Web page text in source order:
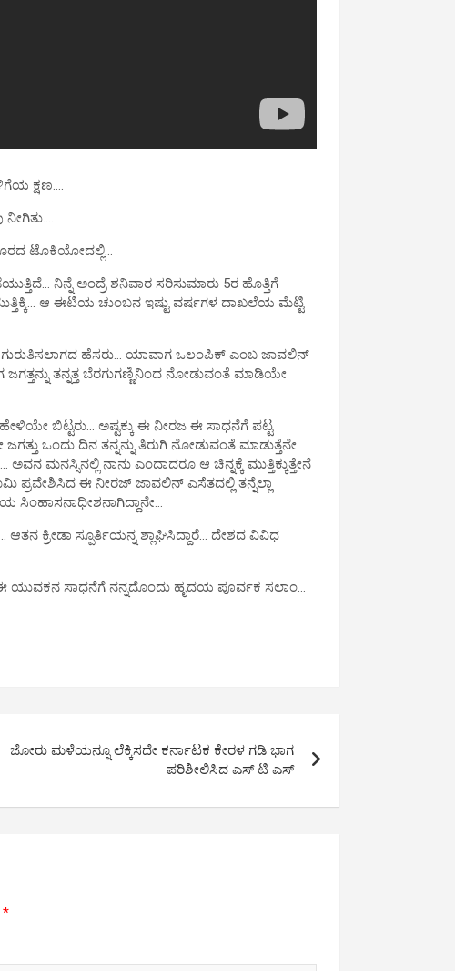
ಕ್ಷಣ….
ಟೊಕಿಯೋದಲ್ಲಿ…
ನಿನ್ನೆ ಅಂದ್ರೆ ಶನಿವಾರ ಸರಿಸುಮಾರು 5ರ ಹೊತ್ತಿಗೆ
ಆ ಈಟಿಯ ಚುಂಬನ ಇಷ್ಟು ವರ್ಷಗಳ ದಾಖಲೆಯ ಮೆಟ್ಟಿ
ಹೆಸರು… ಯಾವಾಗ ಒಲಂಪಿಕ್ ಎಂಬ ಜಾವಲಿನ್
ತನ್ನತ್ತ ಬೆರಗುಗಣ್ಣಿನಿಂದ ನೋಡುವಂತೆ ಮಾಡಿಯೇ
ಬಿಟ್ಟರು… ಅಷ್ಟಕ್ಕು ಈ ನೀರಜ ಈ ಸಾಧನೆಗೆ ಪಟ್ಟ
ಒಂದು ದಿನ ತನ್ನನ್ನು ತಿರುಗಿ ನೋಡುವಂತೆ ಮಾಡುತ್ತೆನೇ
ಮನಸ್ಸಿನಲ್ಲಿ ನಾನು ಎಂದಾದರೂ ಆ ಚಿನ್ನಕ್ಕೆ ಮುತ್ತಿಕ್ಕುತ್ತೇನೆ
ಪ್ರವೇಶಿಸಿದ ಈ ನೀರಜ್ ಜಾವಲಿನ್ ಎಸೆತದಲ್ಲಿ ತನ್ನೆಲ್ಲಾ
ಸಿಂಹಾಸನಾಧೀಶನಾಗಿದ್ದಾನೇ…
ಕ್ರೀಡಾ ಸ್ಪೂರ್ತಿಯನ್ನ ಶ್ಲಾಘಿಸಿದ್ದಾರೆ… ದೇಶದ ವಿವಿಧ
ಯುವಕನ ಸಾಧನೆಗೆ ನನ್ನದೊಂದು ಹೃದಯ ಪೂರ್ವಕ ಸಲಾಂ…
ಜೋರು ಮಳೆಯನ್ನೂ ಲೆಕ್ಕಿಸದೇ ಕರ್ನಾಟಕ ಕೇರಳ ಗಡಿ ಭಾಗ
ಪರಿಶೀಲಿಸಿದ ಎಸ್ ಟಿ ಎಸ್
*